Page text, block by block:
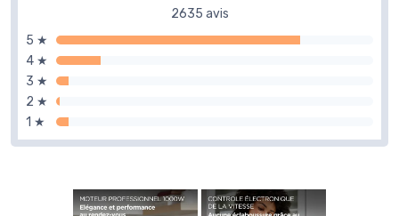
2635 avis
5 ★
4 ★
3 ★
2 ★
1 ★